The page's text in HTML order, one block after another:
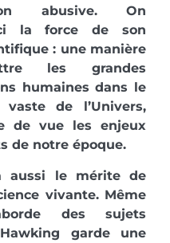
abusive. On
la force de son
: une manière
les grandes
humaines dans le
de l’Univers,
de vue les enjeux
de notre époque.
aussi le mérite de
vivante. Même
des sujets
garde une